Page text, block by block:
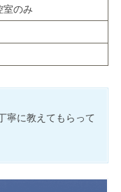
のみ
寧に教えてもらって